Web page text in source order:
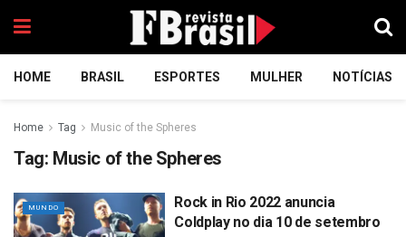
HOME BRASIL ESPORTES MULHER NOTÍCIAS
Home Tag Music of the Spheres
Tag: Music of the Spheres
MUNDO
Rock in Rio 2022 anuncia
Coldplay no dia 10 de setembro